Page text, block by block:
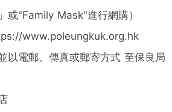
或"Family Mask"進行網購）
www.poleungkuk.org.hk
以電郵、傳真或郵寄方式 至保良局